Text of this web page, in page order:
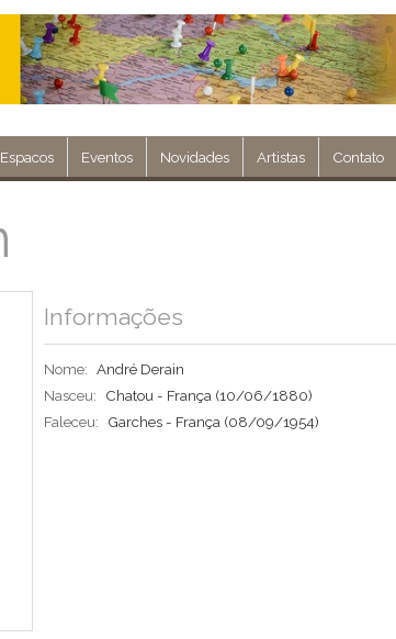
Espacos Eventos Novidades Artistas Contato
Informações
Nome: André Derain
Nasceu:
Chatou - França (10/06/1880)
Faleceu:
Garches - França (08/09/1954)